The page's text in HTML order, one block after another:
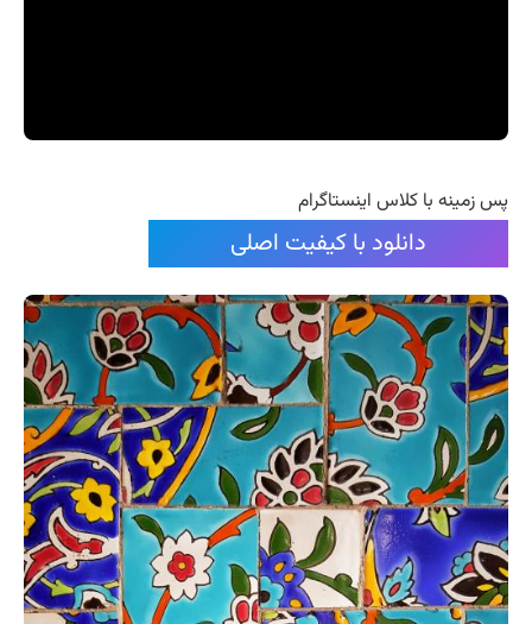
پس زمینه با کلاس اینستاگرام
دانلود با کیفیت اصلی